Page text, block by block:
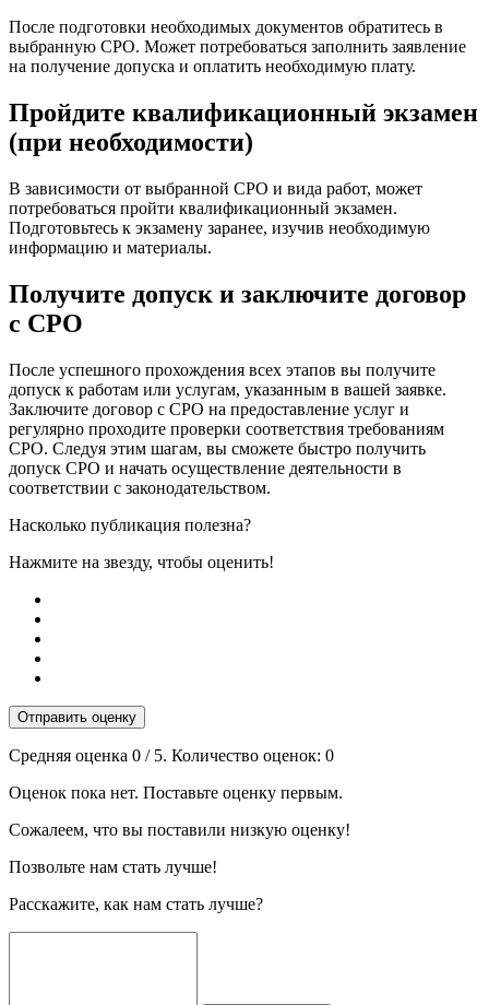
После подготовки необходимых документов обратитесь в
выбранную СРО. Может потребоваться заполнить заявление
на получение допуска и оплатить необходимую плату.
Пройдите квалификационный экзамен
(при необходимости)
В зависимости от выбранной СРО и вида работ, может
потребоваться пройти квалификационный экзамен.
Подготовьтесь к экзамену заранее, изучив необходимую
информацию и материалы.
Получите допуск и заключите договор
с СРО
После успешного прохождения всех этапов вы получите
допуск к работам или услугам, указанным в вашей заявке.
Заключите договор с СРО на предоставление услуг и
регулярно проходите проверки соответствия требованиям
СРО. Следуя этим шагам, вы сможете быстро получить
допуск СРО и начать осуществление деятельности в
соответствии с законодательством.
Насколько публикация полезна?
Нажмите на звезду, чтобы оценить!
Отправить оценку
Средняя оценка 0 / 5. Количество оценок: 0
Оценок пока нет. Поставьте оценку первым.
Сожалеем, что вы поставили низкую оценку!
Позвольте нам стать лучше!
Расскажите, как нам стать лучше?